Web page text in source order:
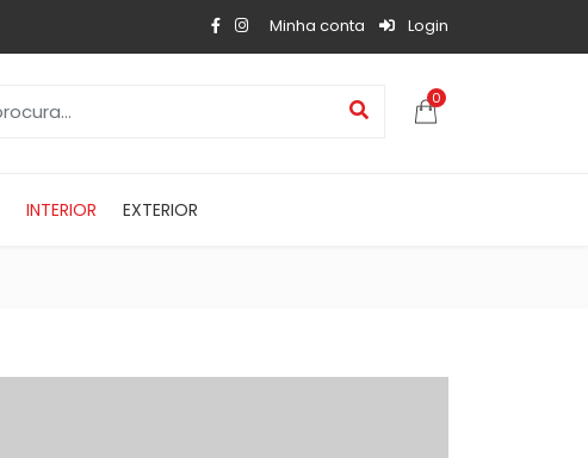
Minha conta Login
0
INTERIOR EXTERIOR